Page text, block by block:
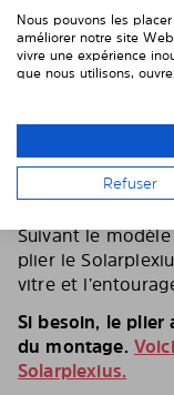
5. PLIEZ LE
Suivant le
plier le
vitre et
Si besoin, le plier
du montage.
Solarplexius.
Nous pouvons les
améliorer notre site
vivre une expérience
que nous utilisons,
Refuser